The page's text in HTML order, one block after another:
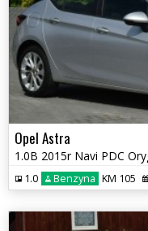
Opel Astra
1.0 Benzyna KM 105